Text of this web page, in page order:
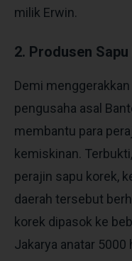
milik Erwin.
2. Produsen
Demi
pengusaha asal
membantu para
kemiskinan.
perajin sapu korek,
daerah tersebut
korek dipasok ke
Jakarya anatar 5000